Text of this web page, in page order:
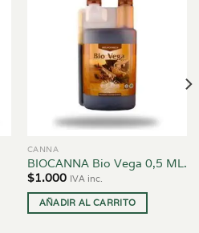
CANNA
BIOCANNA Bio Vega 0,5 ML.
$1.000 IVA inc.
AÑADIR AL CARRITO